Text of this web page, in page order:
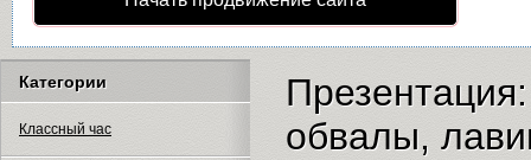
Категории
Классный час
обвалы,